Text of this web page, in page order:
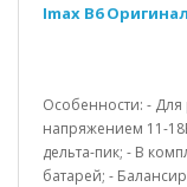
Imax B6 Оригинал
Особенности: - Для
напряжением 11-
дельта-пик; - В
батарей; -